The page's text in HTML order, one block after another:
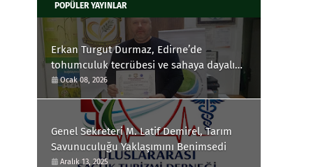
POPÜLER YAYINLAR
Erkan Turgut Durmaz, Edirne’de
tohumculuk tecrübesi ve sahaya dayalı
yaklaşımıyla öne çıkan bir Önder Çiftçi
olarak, Tarım Savunuculuğu yaklaşımını
benimsedi.
Ocak 08, 2026
Genel Sekreteri M. Latif Demirel, Tarım
Savunuculuğu Yaklaşımını Benimsedi
Aralık 13, 2025